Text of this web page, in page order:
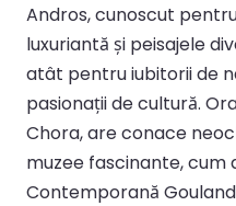
Andros, cunoscut
luxuriantă și peisajele
atât pentru iubitorii de
pasionații de cultură.
Chora, are conace
muzee fascinante, cum
Contemporană